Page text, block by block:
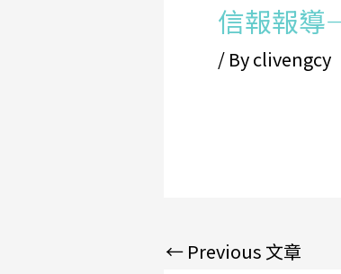
信報報
/ Byclivengcy
← Previous 文章